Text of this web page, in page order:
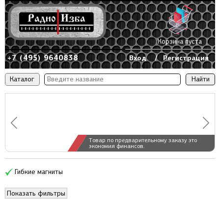
Каталог
Товар по предварительному заказу это
экономия финансов.
+7 (495) 9640838 Вход / Регистрация
Корзина пуста
Гибкие магниты
Показать фильтры